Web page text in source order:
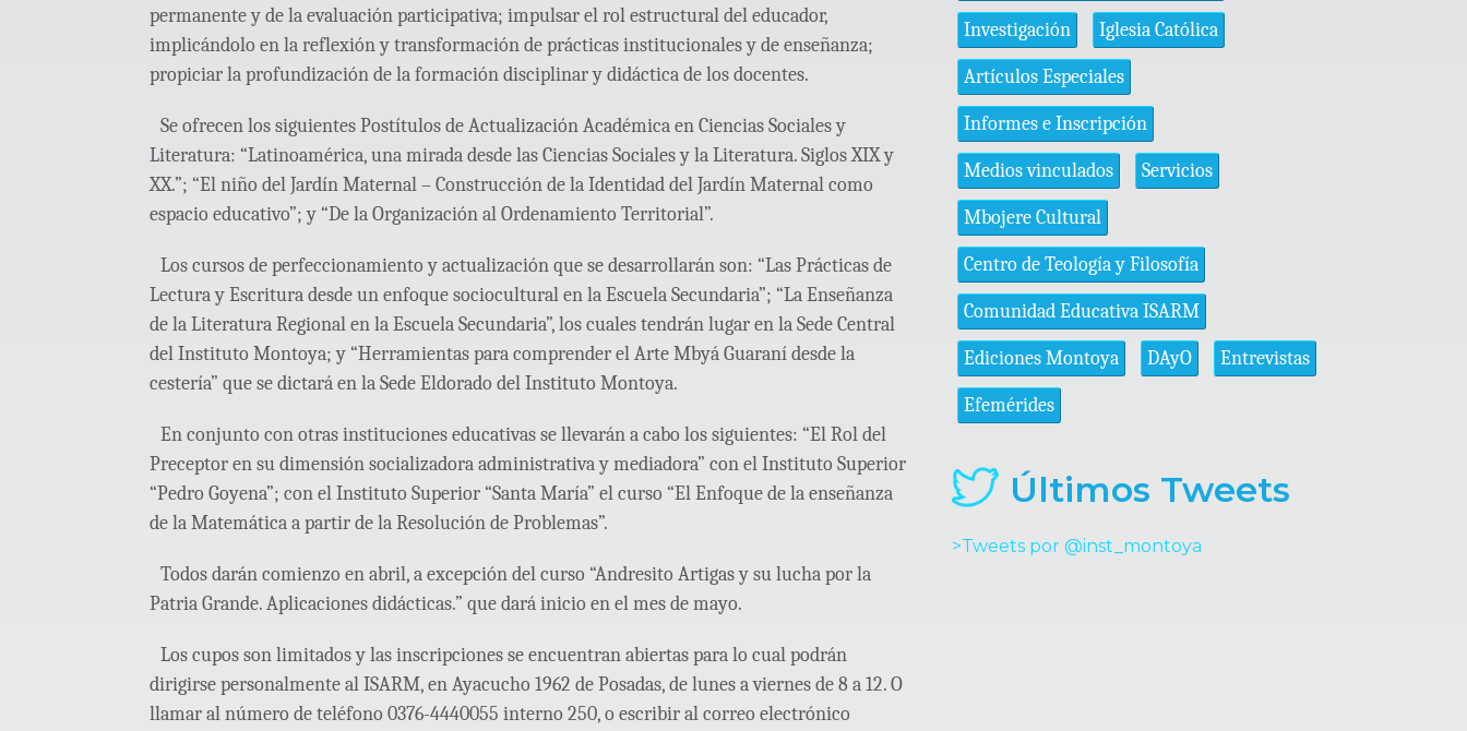
permanente y de la evaluación participativa; impulsar el rol estructural del educador,
implicándolo en la reflexión y transformación de prácticas institucionales y de enseñanza;
propiciar la profundización de la formación disciplinar y didáctica de los docentes.
Se ofrecen los siguientes Postítulos de Actualización Académica en Ciencias Sociales y
Literatura: “Latinoamérica, una mirada desde las Ciencias Sociales y la Literatura. Siglos XIX y
XX.”; “El niño del Jardín Maternal – Construcción de la Identidad del Jardín Maternal como
espacio educativo”; y “De la Organización al Ordenamiento Territorial”.
Los cursos de perfeccionamiento y actualización que se desarrollarán son: “Las Prácticas de
Lectura y Escritura desde un enfoque sociocultural en la Escuela Secundaria”; “La Enseñanza
de la Literatura Regional en la Escuela Secundaria”, los cuales tendrán lugar en la Sede Central
del Instituto Montoya; y “Herramientas para comprender el Arte Mbyá Guaraní desde la
cestería” que se dictará en la Sede Eldorado del Instituto Montoya.
En conjunto con otras instituciones educativas se llevarán a cabo los siguientes: “El Rol del
Preceptor en su dimensión socializadora administrativa y mediadora” con el Instituto Superior
“Pedro Goyena”; con el Instituto Superior “Santa María” el curso “El Enfoque de la enseñanza
de la Matemática a partir de la Resolución de Problemas”.
Todos darán comienzo en abril, a excepción del curso “Andresito Artigas y su lucha por la
Patria Grande. Aplicaciones didácticas.” que dará inicio en el mes de mayo.
Los cupos son limitados y las inscripciones se encuentran abiertas para lo cual podrán
dirigirse personalmente al ISARM, en Ayacucho 1962 de Posadas, de lunes a viernes de 8 a 12. O
llamar al número de teléfono 0376-4440055 interno 250, o escribir al correo electrónico
Investigación Iglesia Católica
Artículos Especiales
Informes e Inscripción
Medios vinculados Servicios
Mbojere Cultural
Centro de Teología y Filosofía
Comunidad Educativa ISARM
Ediciones Montoya DAyO Entrevistas
Efemérides
Últimos Tweets
>Tweets por @inst_montoya